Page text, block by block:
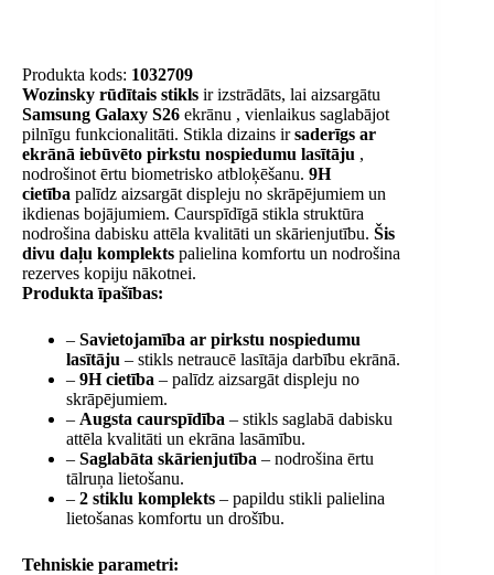
Produkta kods: 1032709
Wozinsky rūdītais stikls ir izstrādāts, lai aizsargātu
Samsung Galaxy S26 ekrānu , vienlaikus saglabājot
pilnīgu funkcionalitāti. Stikla dizains irsaderīgs ar
ekrānā iebūvēto pirkstu nospiedumu lasītāju ,
nodrošinot ērtu biometrisko atbloķēšanu. 9H
cietība palīdz aizsargāt displeju no skrāpējumiem un
ikdienas bojājumiem. Caurspīdīgā stikla struktūra
nodrošina dabisku attēla kvalitāti un skārienjutību. Šis
divu daļu komplekts palielina komfortu un nodrošina
rezerves kopiju nākotnei.
Produkta īpašības:
– Savietojamība ar pirkstu nospiedumu
lasītāju – stikls netraucē lasītāja darbību ekrānā.
– 9H cietība – palīdz aizsargāt displeju no
skrāpējumiem.
– Augsta caurspīdība – stikls saglabā dabisku
attēla kvalitāti un ekrāna lasāmību.
– Saglabāta skārienjutība – nodrošina ērtu
tālruņa lietošanu.
– 2 stiklu komplekts – papildu stikli palielina
lietošanas komfortu un drošību.
Tehniskie parametri: